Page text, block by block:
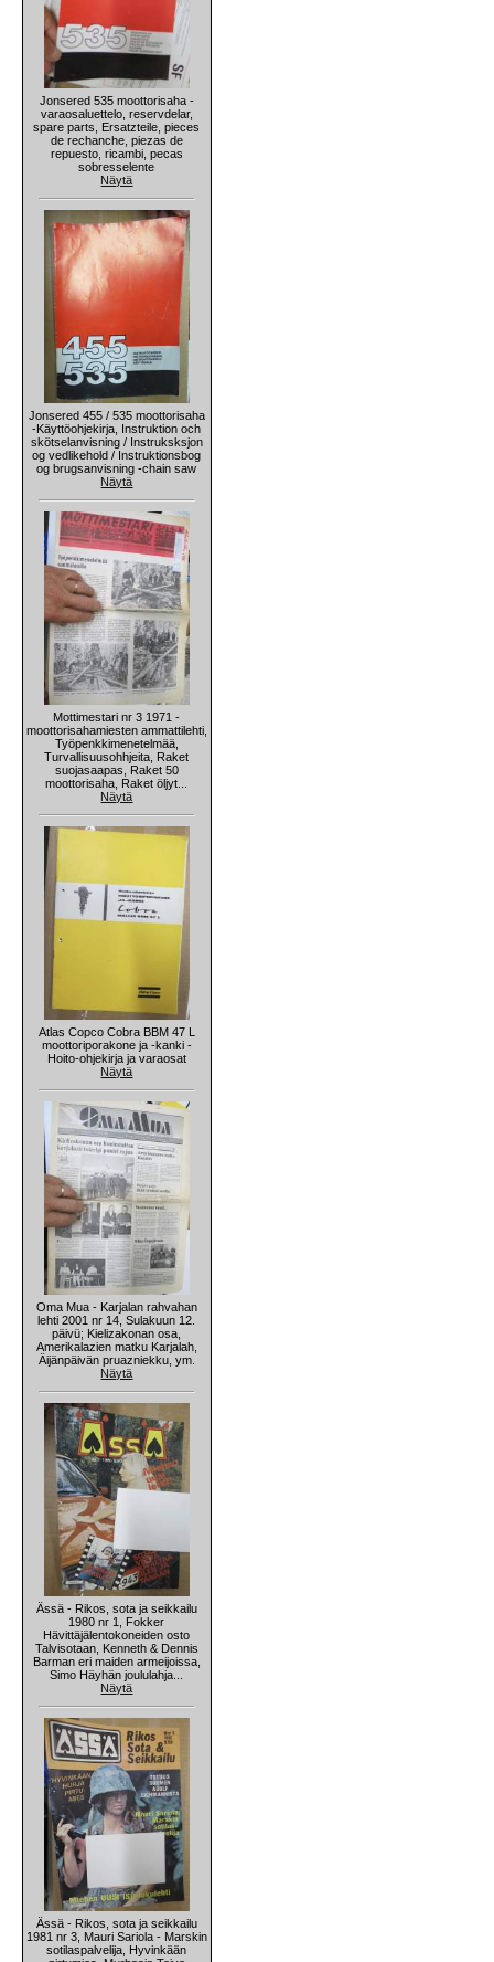
Jonsered 535 moottorisaha -
varaosaluettelo, reservdelar,
spare parts, Ersatzteile, pieces
de rechanche, piezas de
repuesto, ricambi, pecas
sobresselente
Näytä
Jonsered 455 / 535 moottorisaha
-Käyttöohjekirja, Instruktion och
skötselanvisning / Instruksksjon
og vedlikehold / Instruktionsbog
og brugsanvisning -chain saw
Näytä
Mottimestari nr 3 1971 -
moottorisahamiesten ammattilehti,
Työpenkkimenetelmää,
Turvallisuusohhjeita, Raket
suojasaapas, Raket 50
moottorisaha, Raket öljyt...
Näytä
Atlas Copco Cobra BBM 47 L
moottoriporakone ja -kanki -
Hoito-ohjekirja ja varaosat
Näytä
Oma Mua - Karjalan rahvahan
lehti 2001 nr 14, Sulakuun 12.
päivü; Kielizakonan osa,
Amerikalazien matku Karjalah,
Äijänpäivän pruazniekku, ym.
Näytä
Ässä - Rikos, sota ja seikkailu
1980 nr 1, Fokker
Hävittäjälentokoneiden osto
Talvisotaan, Kenneth & Dennis
Barman eri maiden armeijoissa,
Simo Häyhän joululahja...
Näytä
Ässä - Rikos, sota ja seikkailu
1981 nr 3, Mauri Sariola - Marskin
sotilaspalvelija, Hyvinkään